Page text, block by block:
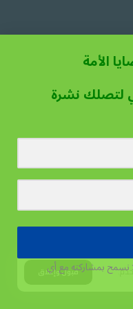
قبول وإغلاق
الأمة
لتصلك نشرة
بمشاركته مع أي